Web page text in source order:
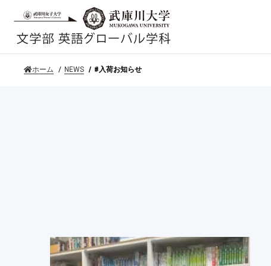
ホーム NEWS #入荷お知らせ